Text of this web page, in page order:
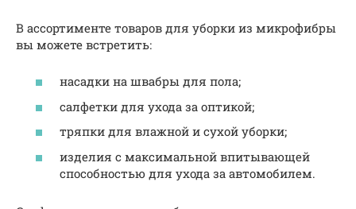
В ассортименте товаров для уборки из микрофибры
вы можете встретить:
насадки на швабры для пола;
салфетки для ухода за оптикой;
тряпки для влажной и сухой уборки;
изделия с максимальной впитывающей
способностью для ухода за автомобилем.